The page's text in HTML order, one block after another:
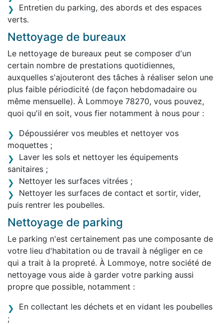
Entretien du parking, des abords et des espaces
verts.
Nettoyage de bureaux
Le nettoyage de bureaux peut se composer d'un
certain nombre de prestations quotidiennes,
auxquelles s'ajouteront des tâches à réaliser selon une
plus faible périodicité (de façon hebdomadaire ou
même mensuelle). À Lommoye 78270, vous pouvez,
quoi qu'il en soit, vous fier notamment à nous pour :
Dépoussiérer vos meubles et nettoyer vos
moquettes ;
Laver les sols et nettoyer les équipements
sanitaires ;
Nettoyer les surfaces vitrées ;
Nettoyer les surfaces de contact et sortir, vider,
puis rentrer les poubelles.
Nettoyage de parking
Le parking n'est certainement pas une composante de
votre lieu d'habitation ou de travail à négliger en ce
qui a trait à la propreté. À Lommoye, notre société de
nettoyage vous aide à garder votre parking aussi
propre que possible, notamment :
En collectant les déchets et en vidant les poubelles
;